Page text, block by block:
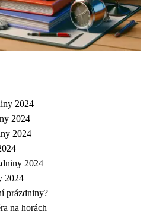
2024
2024
2024
2024
2024
prázdniny?
na horách